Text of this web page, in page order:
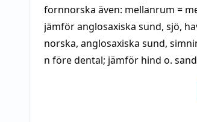
fornnorska även: mellanrum =
jämför anglosaxiska sund, sjö,
norska, anglosaxiska sund,
n före dental; jämför hind o.
svenska gatnamn såsom